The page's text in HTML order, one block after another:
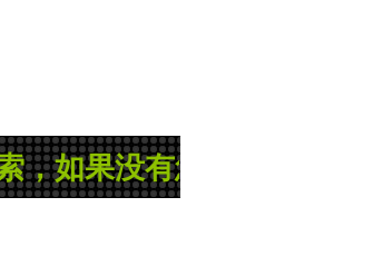
没有您所需的县志或地